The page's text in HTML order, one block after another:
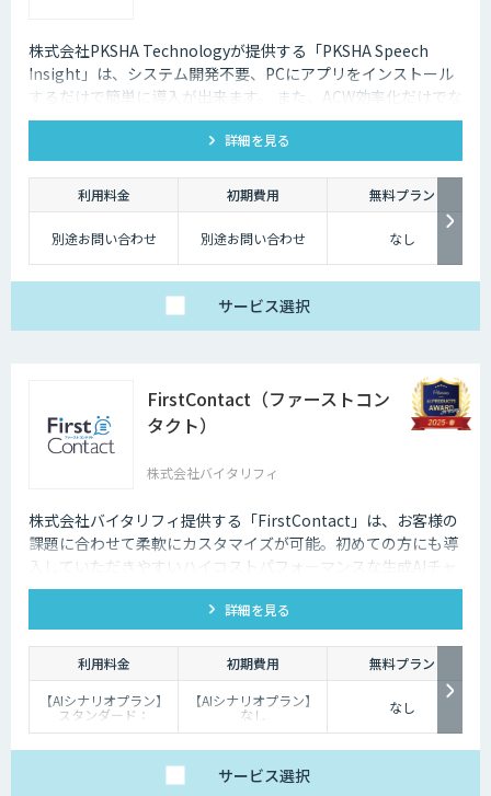
株式会社PKSHA Technologyが提供する「PKSHA Speech
Insight」は、システム開発不要、PCにアプリをインストール
するだけで簡単に導入が出来ます。 また、ACW効率化だけでな
く、オペレーターのモニタリングサポート・応答品質向上にも
詳細を見る
利用料金 初期費用 無料プラン
別途お問い合わせ 別途お問い合わせ なし
サービス選択
FirstContact（ファーストコン
タクト）
株式会社バイタリフィ
株式会社バイタリフィ提供する「FirstContact」は、お客様の
課題に合わせて柔軟にカスタマイズが可能。初めての方にも導
入していただきやすいハイコストパフォーマンスな生成AIチャ
ットボットです。
詳細を見る
利用料金 初期費用
無料プラン
【AIシナリオプラン】
スタンダード：
￥2,980～/月、プレミ
～/月（10万PVを超え
【AIシナリオプラン】
なし
【生成AIプラン】：
なし
サービス選択